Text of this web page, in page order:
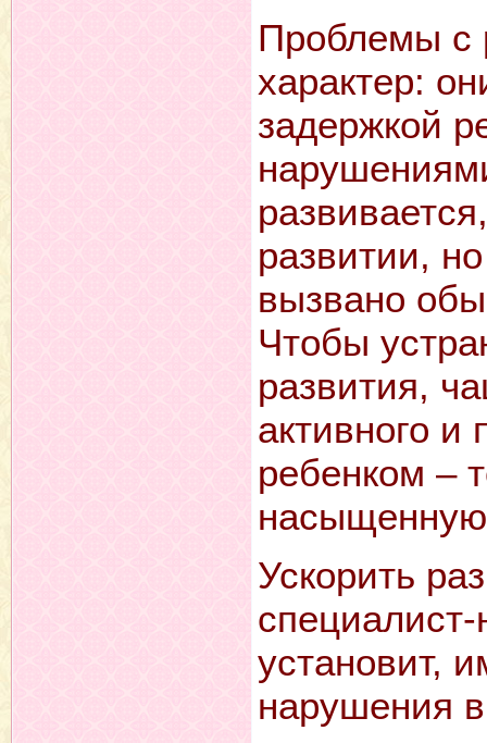
Проблемы с
характер:
задержкой
развитии,
вызвано
Чтобы
развития,
активного и
ребенком –
Ускорить
установит,
нарушения